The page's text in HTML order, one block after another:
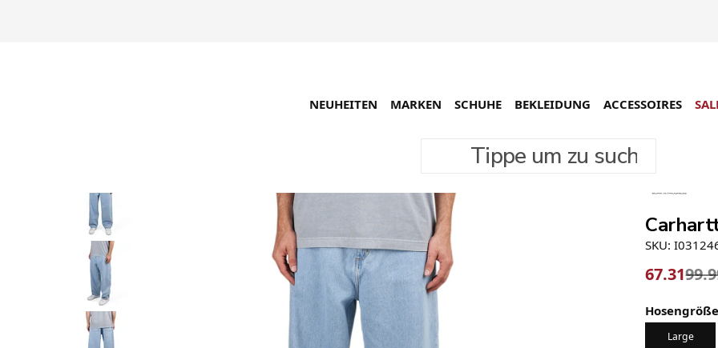
Tippe um zu suchen
NEUHEITEN MARKEN SCHUHE BEKLEIDUNG ACCESSOIRES
SKU:
67.31
Large